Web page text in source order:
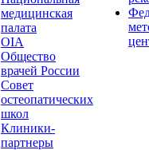
медицинская
палата
OIA
Общество
врачей России
Совет
остеопатических
школ
Клиники-
партнеры